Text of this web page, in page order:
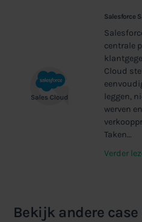
Salesforce
centrale
Cloud
leggen,
werven
Taken…
Verder
Bekijk andere